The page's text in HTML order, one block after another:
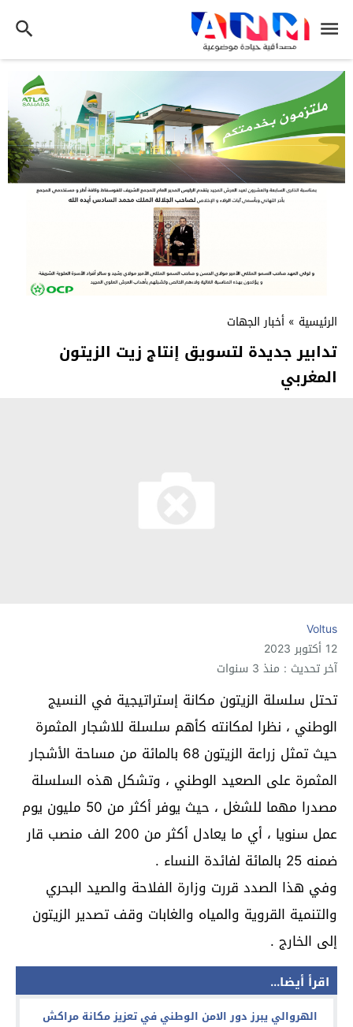
الرئيسية » أخبار الجهات
تدابير جديدة لتسويق إنتاج زيت الزيتون
المغربي
Voltus
12 أكتوبر 2023
آخر تحديث : منذ 3 سنوات
تحتل سلسلة الزيتون مكانة إستراتيجية في النسيج
الوطني ، نظرا لمكانته كأهم سلسلة للاشجار المثمرة
حيث تمثل زراعة الزيتون 68 بالمائة من مساحة الأشجار
المثمرة على الصعيد الوطني ، وتشكل هذه السلسلة
مصدرا مهما للشغل ، حيث يوفر أكثر من 50 مليون يوم
عمل سنويا ، أي ما يعادل أكثر من 200 الف منصب قار
ضمنه 25 بالمائة لفائدة النساء .
وفي هذا الصدد قررت وزارة الفلاحة والصيد البحري
والتنمية القروية والمياه والغابات وقف تصدير الزيتون
إلى الخارج .
اقرأ أيضا...
الهروالي يبرز دور الامن الوطني في تعزيز مكانة مراكش